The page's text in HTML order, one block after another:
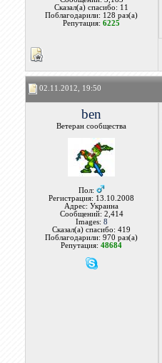
Сказал(а) спасибо: 11
Поблагодарили: 128 раз(а)
Репутация:6225
02.11.2012, 19:50
ben
Ветеран сообщества
Пол:
Регистрация: 13.10.2008
Адрес: Украина
Сообщений: 2,414
Images: 8
Сказал(а) спасибо: 419
Поблагодарили: 970 раз(а)
Репутация:48684